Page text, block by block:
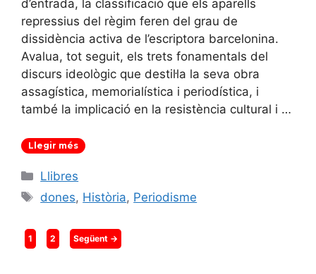
d’entrada, la classificació que els aparells
repressius del règim feren del grau de
dissidència activa de l’escriptora barcelonina.
Avalua, tot seguit, els trets fonamentals del
discurs ideològic que destil·la la seva obra
assagística, memorialística i periodística, i
també la implicació en la resistència cultural i …
Llegir més
Categories
Llibres
Etiquetes
dones, Història, Periodisme
Pàgina
1 Pàgina
2 Següent →